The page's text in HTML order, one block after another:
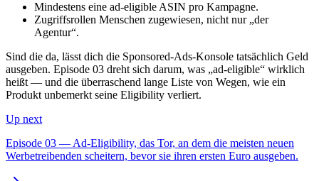
Mindestens eine ad-eligible ASIN pro Kampagne.
Zugriffsrollen Menschen zugewiesen, nicht nur „der
Agentur“.
Sind die da, lässt dich die Sponsored-Ads-Konsole tatsächlich Geld
ausgeben. Episode 03 dreht sich darum, was „ad-eligible“ wirklich
heißt — und die überraschend lange Liste von Wegen, wie ein
Produkt unbemerkt seine Eligibility verliert.
Up next
Episode 03 — Ad-Eligibility, das Tor, an dem die meisten neuen
Werbetreibenden scheitern, bevor sie ihren ersten Euro ausgeben.